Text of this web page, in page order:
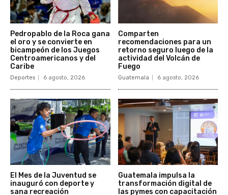
Pedropablo de la Roca gana
el oro y se convierte en
bicampeón de los Juegos
Centroamericanos y del
Caribe
Deportes 6 agosto, 2026
Comparten
recomendaciones para un
retorno seguro luego de la
actividad del Volcán de
Fuego
Guatemala 6 agosto, 2026
El Mes de la Juventud se
inauguró con deporte y
sana recreación
Guatemala impulsa la
transformación digital de
las pymes con capacitación